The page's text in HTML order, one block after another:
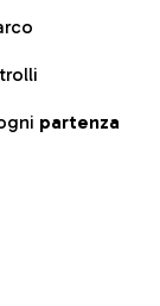
partenza